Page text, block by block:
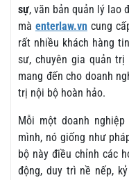
sự, văn bản quản lý lao
mà enterlaw.vn cung
rất nhiều khách hàng
sư, chuyên gia quản
mang đến cho doanh
trị nội bộ hoàn hảo.
Mỗi một doanh
mình, nó giống như
bộ này điều chỉnh các
động, duy trì nề nếp,